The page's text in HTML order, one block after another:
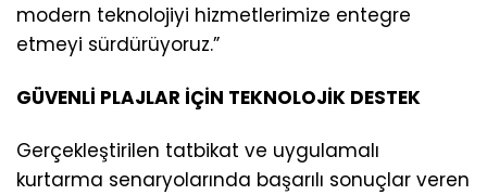
modern teknolojiyi hizmetlerimize entegre
etmeyi sürdürüyoruz.”
GÜVENLİ PLAJLAR İÇİN TEKNOLOJİK DESTEK
Gerçekleştirilen tatbikat ve uygulamalı
kurtarma senaryolarında başarılı sonuçlar veren